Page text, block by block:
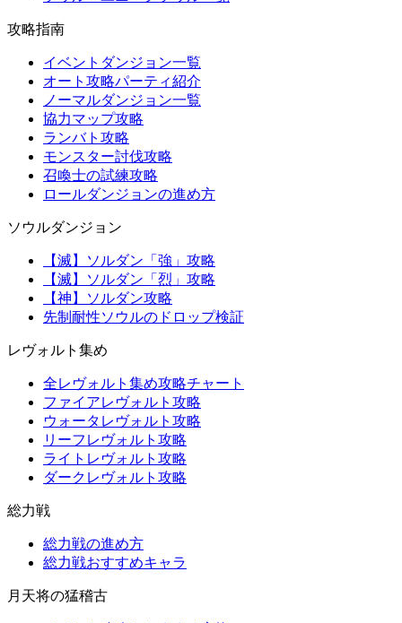
攻略指南
イベントダンジョン一覧
オート攻略パーティ紹介
ノーマルダンジョン一覧
協力マップ攻略
ランバト攻略
モンスター討伐攻略
召喚士の試練攻略
ロールダンジョンの進め方
ソウルダンジョン
【滅】ソルダン「強」攻略
【滅】ソルダン「烈」攻略
【神】ソルダン攻略
先制耐性ソウルのドロップ検証
レヴォルト集め
全レヴォルト集め攻略チャート
ファイアレヴォルト攻略
ウォータレヴォルト攻略
リーフレヴォルト攻略
ライトレヴォルト攻略
ダークレヴォルト攻略
総力戦
総力戦の進め方
総力戦おすすめキャラ
月天将の猛稽古